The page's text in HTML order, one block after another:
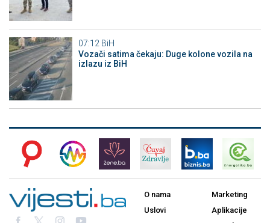
07:12 BiH
Vozači satima čekaju: Duge kolone vozila na
izlazu iz BiH
O nama
Uslovi
Marketing
Aplikacije